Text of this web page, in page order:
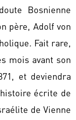
Bosnienne
père, Adolf von
Fait rare,
mois avant son
et deviendra
écrite de
de Vienne